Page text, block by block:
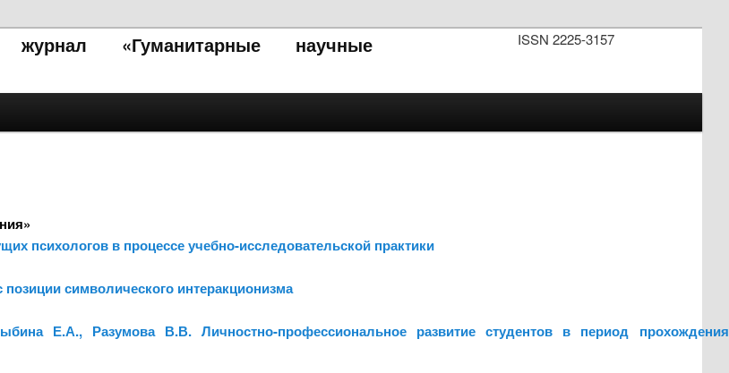
ISSN 2225-3157
журнал «Гуманитарные научные
психологов в процессе учебно-исследовательской практики
символического интеракционизма
Е.А., Разумова В.В. Личностно-профессиональное развитие студентов в период